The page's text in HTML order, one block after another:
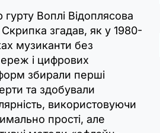
гурту Воплі Відоплясова
згадав, як у 1980-
музиканти без
і цифрових
збирали перші
та здобували
використовуючи
прості, але